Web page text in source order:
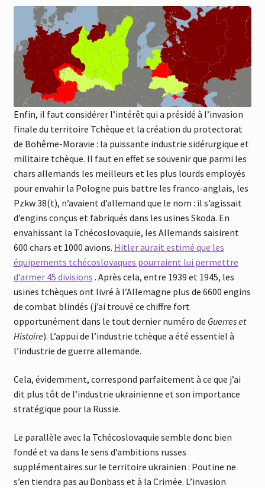
Enfin, il faut considérer l’intérêt qui a présidé à l’invasion
finale du territoire Tchèque et la création du protectorat
de Bohême-Moravie : la puissante industrie sidérurgique et
militaire tchèque. Il faut en effet se souvenir que parmi les
chars allemands les meilleurs et les plus lourds employés
pour envahir la Pologne puis battre les franco-anglais, les
Pzkw 38(t), n’avaient d’allemand que le nom : il s’agissait
d’engins conçus et fabriqués dans les usines Skoda. En
envahissant la Tchécoslovaquie, les Allemands saisirent
600 chars et 1000 avions. Hitler aurait estimé que les
équipements tchécoslovaques pourraient lui permettre
d’armer 45 divisions . Après cela, entre 1939 et 1945, les
usines tchèques ont livré à l’Allemagne plus de 6600 engins
de combat blindés (j’ai trouvé ce chiffre fort
opportunément dans le tout dernier numéro de Guerres et
Histoire). L’appui de l’industrie tchèque a été essentiel à
l’industrie de guerre allemande.
Cela, évidemment, correspond parfaitement à ce que j’ai
dit plus tôt de l’industrie ukrainienne et son importance
stratégique pour la Russie.
Le parallèle avec la Tchécoslovaquie semble donc bien
fondé et va dans le sens d’ambitions russes
supplémentaires sur le territoire ukrainien : Poutine ne
s’en tiendra pas au Donbass et à la Crimée. L’invasion